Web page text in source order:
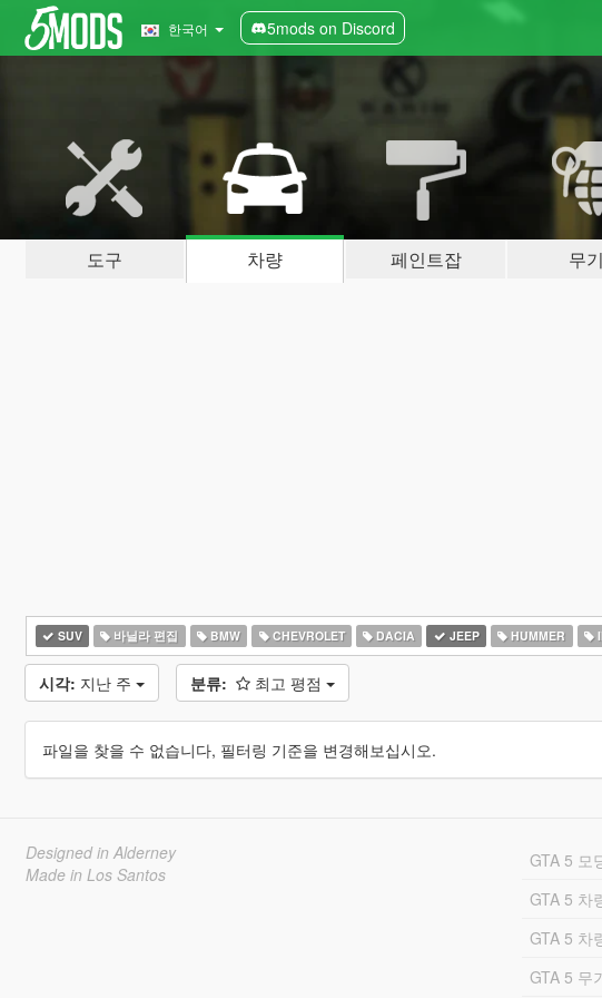
한국어 5mods on Discord
도구 차량 페인트잡 무기
SUV 바닐라 편집 BMW CHEVROLET DACIA JEEP HUMMER
시각: 지난 주 분류: 최고 평점
파일을 찾을 수 없습니다, 필터링 기준을 변경해보십시오.
Designed in Alderney
Made in Los Santos
GTA 5 모
GTA 5 차
GTA 5 차
GTA 5 무